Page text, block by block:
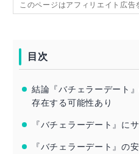
このページはアフィリエイト広告
目次
結論『バチェラーデート
存在する可能性あり
『バチェラーデート』に
『バチェラーデート』の